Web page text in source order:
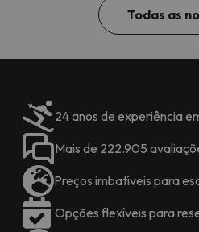
Todas as
24 anos de experiência
Mais de 222.905
Preços imbatíveis para
Opções flexíveis para